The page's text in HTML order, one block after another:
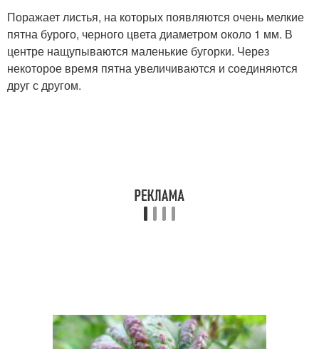
Поражает листья, на которых появляются очень мелкие
пятна бурого, черного цвета диаметром около 1 мм. В
центре нащупываются маленькие бугорки. Через
некоторое время пятна увеличиваются и соединяются
друг с другом.